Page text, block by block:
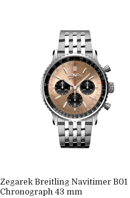
Zegarek Breitling Navitimer B01
Chronograph 43 mm